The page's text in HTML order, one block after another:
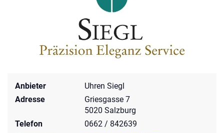
Anbieter
Uhren Siegl
Adresse
Griesgasse 7
5020 Salzburg
Telefon
0662 / 842639